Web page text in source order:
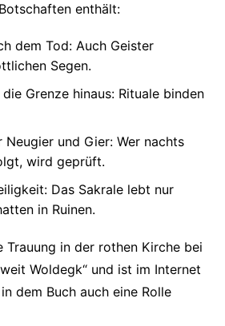
enthält:
dem Tod: Auch Geister
Segen.
Grenze hinaus: Rituale binden
Neugier und Gier: Wer nachts
wird geprüft.
Das Sakrale lebt nur
in Ruinen.
Trauung in der rothen Kirche bei
Woldegk“ und ist im Internet
dem Buch auch eine Rolle